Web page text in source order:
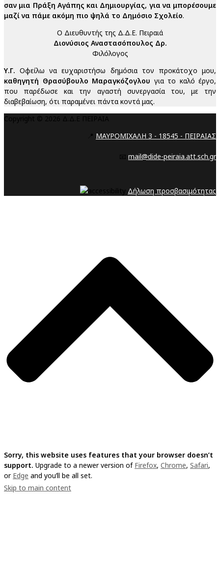
σαν μια Πράξη Αγάπης και Δημιουργίας, για να μπορέσουμε
μαζί να πάμε ακόμη πιο ψηλά το Δημόσιο Σχολείο.
Ο Διευθυντής της Δ.Δ.Ε. Πειραιά
Διονύσιος Αναστασόπουλος Δρ.
Φιλόλογος
Υ.Γ. Οφείλω να ευχαριστήσω δημόσια τον προκάτοχο μου,
καθηγητή Θρασύβουλο Μαραγκόζογλου για το καλό έργο,
που παρέδωσε και την αγαστή συνεργασία του, με την
διαβεβαίωση, ότι παραμένει πάντα κοντά μας.
Copyright © 2026 Δ.Δ.Ε ΠΕΙΡΑΙΑ
📍 ΜΑΥΡΟΜΙΧΑΛΗ 3 - 18545 - ΠΕΙΡΑΙΑΣ
📧 mail@dide-peiraia.att.sch.gr
Δήλωση προσβασιμότητας
Sorry, this website uses features that your browser doesn’t
support. Upgrade to a newer version of Firefox, Chrome, Safari,
or Edge and you’ll be all set.
Skip to main content